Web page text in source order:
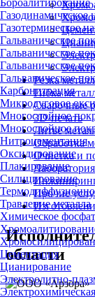
Бороалитирование
Газодинамическое
Газотермическое
Гальваническое
Гальваническое
Гальваническое
Гальваническое
Карбонитрация
Микродуговое
Многослойное
Многослойное
Нитроцементация
Оксидирование
Плакирование
Силицирование
Травление металла
Химическое
Цементация
Цианирование
Электролитно-
Резка
Гибка
Сварочные
3D-печать
Литьё
Обработка
Очистка и
Прочие
области